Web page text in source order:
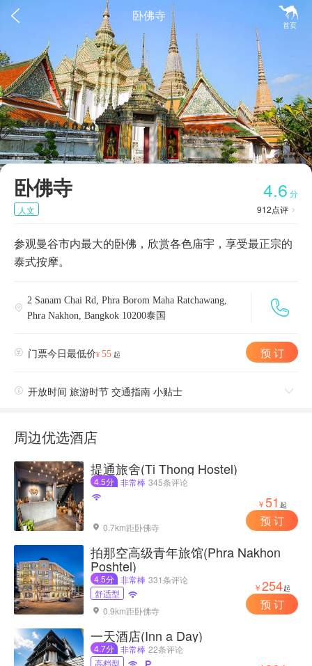
 
首页
卧佛寺
卧佛寺 4.6 分
912点评 
人文
参观曼谷市内最大的卧佛，欣赏各色庙宇，享受最正宗的
泰式按摩。


2 Sanam Chai Rd, Phra Borom Maha Ratchawang,
Phra Nakhon, Bangkok 10200泰国
 门票今日最低价¥ 55 起 预 订
 开放时间 旅游时节 交通指南 小贴士 
周边优选酒店
提通旅舍(Ti Thong Hostel)
4.5分 非常棒 345条评论

 0.7km距卧佛寺
￥51起
预 订
拍那空高级青年旅馆(Phra Nakhon
Poshtel)
4.5分 非常棒 331条评论
舒适型

 0.9km距卧佛寺
￥254起
预 订
一天酒店(Inn a Day)
4.7分 非常棒 22条评论
高档型
